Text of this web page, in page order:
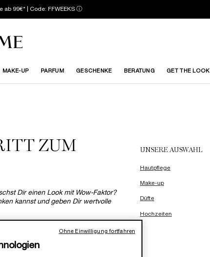
ab 99€* | Code: FFWEEKS ⓘ
MAKE-UP PARFUM GESCHENKE BERATUNG GET THE LOOK
ZUM
Dir einen Look mit Wow-Faktor?
kannst und geben Dir wertvolle
UNSERE AUSWAHL
Hautpflege
Make-up
Düfte
Hochzeiten
Ohne Einwilligung fortfahren